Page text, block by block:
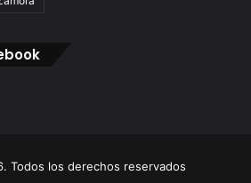
Todos los derechos reservados